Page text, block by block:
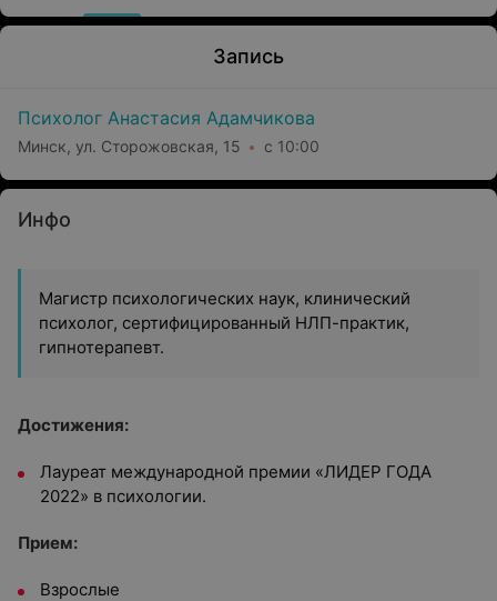
Запись
Психолог Анастасия Адамчикова
Минск, ул. Сторожовская, 15 с 10:00
Инфо
Магистр психологических наук, клинический
психолог, сертифицированный НЛП-практик,
гипнотерапевт.
Достижения:
Лауреат международной премии «ЛИДЕР ГОДА
2022» в психологии.
Прием:
Взрослые